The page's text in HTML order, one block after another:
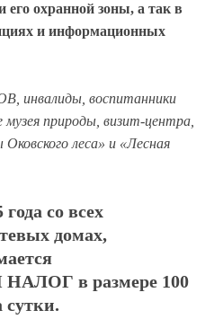
его охранной зоны, а так в
и информационных
инвалиды, воспитанники
музея природы, визит-центра,
леса» и «Лесная
со всех
домах,
в размере 100
сутки.